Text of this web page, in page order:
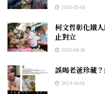
2026-05-01
柯文哲彰化鐵
止對立
2026-04-18
誤喝老爸珍藏
2024-10-01